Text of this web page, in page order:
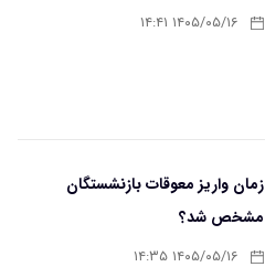
۱۴۰۵/۰۵/۱۶ ۱۴:۴۱
زمان واریز معوقات بازنشستگان
مشخص شد؟
۱۴۰۵/۰۵/۱۶ ۱۴:۳۵